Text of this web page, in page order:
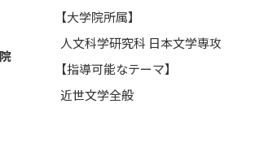
【大学院所属】
人文科学研究科 日本文学専攻
【指導可能なテーマ】
近世文学全般